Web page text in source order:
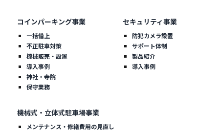
コインパーキング事業
一括借上
不正駐車対策
機械販売・設置
導入事例
神社・寺院
保守業務
セキュリティ事業
防犯カメラ設置
サポート体制
製品紹介
導入事例
機械式・立体式駐車場事業
メンテナンス・修繕費用の見直し